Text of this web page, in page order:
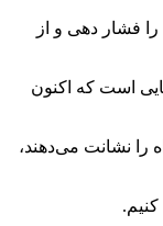
را فشار دهی و از
است که اکنون
را نشانت می‌دهند،
کنیم.